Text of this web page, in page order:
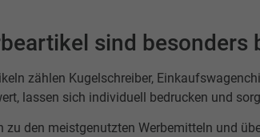
sind besonders
zählen Kugelschreiber,
lassen sich individuell bedrucken und
zu den meistgenutzten Werbemitteln und